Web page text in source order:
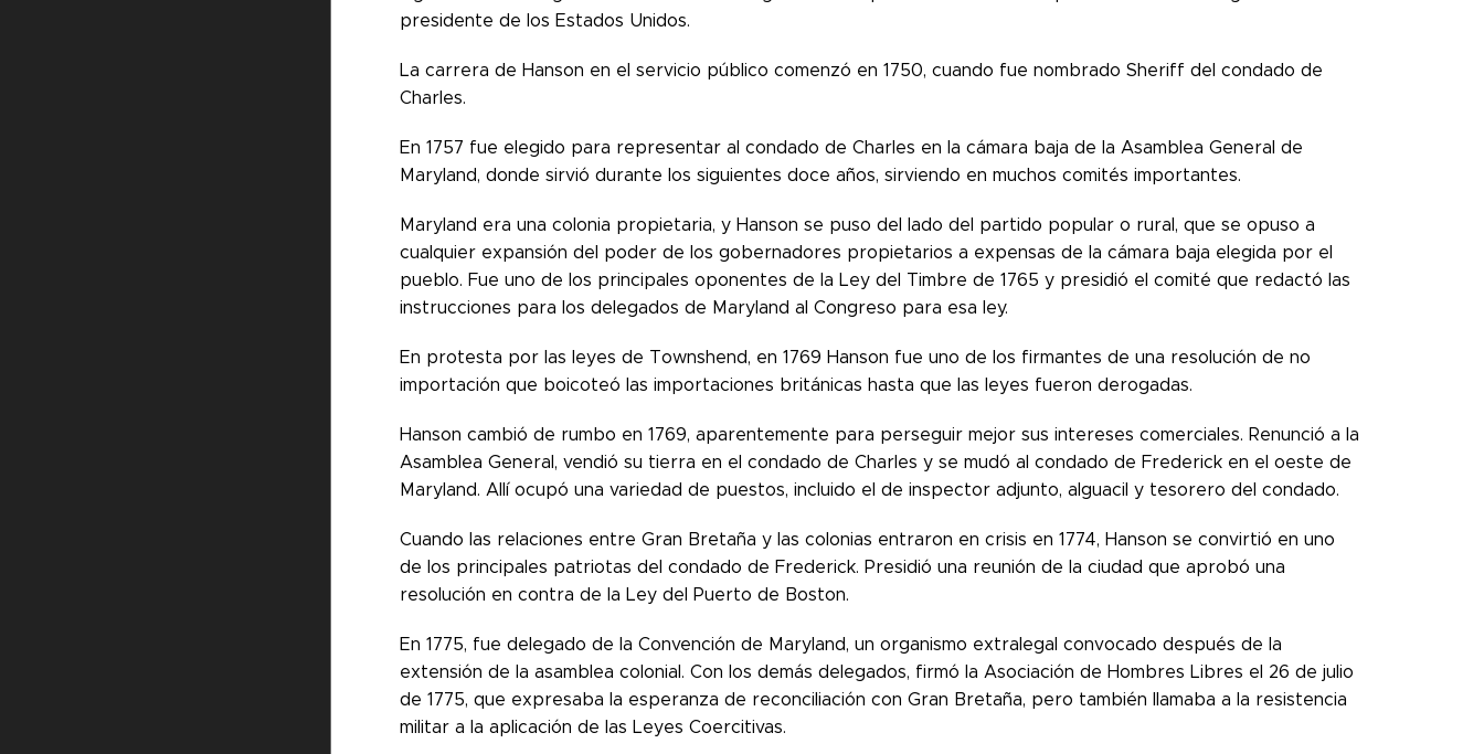
presidente de los Estados Unidos.
La carrera de Hanson en el servicio público comenzó en 1750, cuando fue nombrado Sheriff del condado de
Charles.
En 1757 fue elegido para representar al condado de Charles en la cámara baja de la Asamblea General de
Maryland, donde sirvió durante los siguientes doce años, sirviendo en muchos comités importantes.
Maryland era una colonia propietaria, y Hanson se puso del lado del partido popular o rural, que se opuso a
cualquier expansión del poder de los gobernadores propietarios a expensas de la cámara baja elegida por el
pueblo. Fue uno de los principales oponentes de la Ley del Timbre de 1765 y presidió el comité que redactó las
instrucciones para los delegados de Maryland al Congreso para esa ley.
En protesta por las leyes de Townshend, en 1769 Hanson fue uno de los firmantes de una resolución de no
importación que boicoteó las importaciones británicas hasta que las leyes fueron derogadas.
Hanson cambió de rumbo en 1769, aparentemente para perseguir mejor sus intereses comerciales. Renunció a la
Asamblea General, vendió su tierra en el condado de Charles y se mudó al condado de Frederick en el oeste de
Maryland. Allí ocupó una variedad de puestos, incluido el de inspector adjunto, alguacil y tesorero del condado.
Cuando las relaciones entre Gran Bretaña y las colonias entraron en crisis en 1774, Hanson se convirtió en uno
de los principales patriotas del condado de Frederick. Presidió una reunión de la ciudad que aprobó una
resolución en contra de la Ley del Puerto de Boston.
En 1775, fue delegado de la Convención de Maryland, un organismo extralegal convocado después de la
extensión de la asamblea colonial. Con los demás delegados, firmó la Asociación de Hombres Libres el 26 de julio
de 1775, que expresaba la esperanza de reconciliación con Gran Bretaña, pero también llamaba a la resistencia
militar a la aplicación de las Leyes Coercitivas.